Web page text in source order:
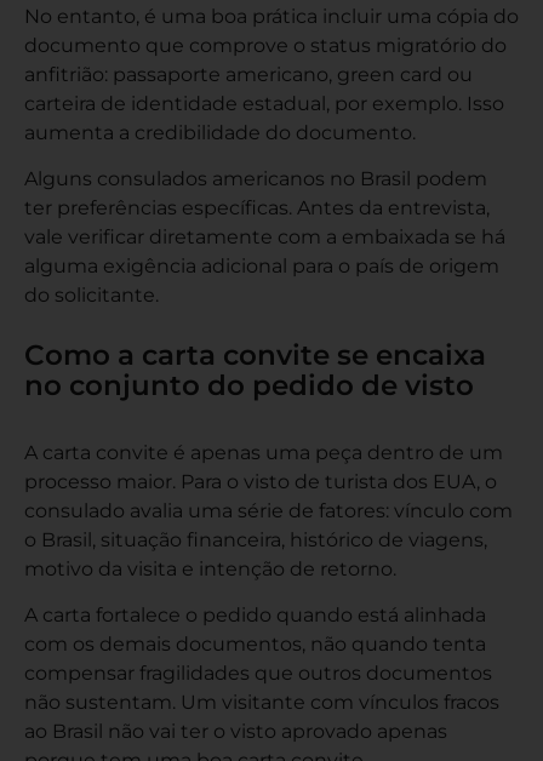
No entanto, é uma boa prática incluir uma cópia do
documento que comprove o status migratório do
anfitrião: passaporte americano, green card ou
carteira de identidade estadual, por exemplo. Isso
aumenta a credibilidade do documento.
Alguns consulados americanos no Brasil podem
ter preferências específicas. Antes da entrevista,
vale verificar diretamente com a embaixada se há
alguma exigência adicional para o país de origem
do solicitante.
Como a carta convite se encaixa
no conjunto do pedido de visto
A carta convite é apenas uma peça dentro de um
processo maior. Para o visto de turista dos EUA, o
consulado avalia uma série de fatores: vínculo com
o Brasil, situação financeira, histórico de viagens,
motivo da visita e intenção de retorno.
A carta fortalece o pedido quando está alinhada
com os demais documentos, não quando tenta
compensar fragilidades que outros documentos
não sustentam. Um visitante com vínculos fracos
ao Brasil não vai ter o visto aprovado apenas